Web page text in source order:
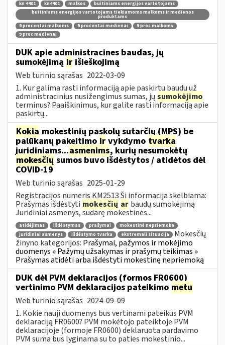
kn 4401 kn4401 malkos
buitiniams energijos vartotojams
buitiniams energijos vartotojams tiekiamoms malkoms ir medienos
produktams
9 procentai malkoms
9 procentai medienai
9 proc malkoms
9 proc medienai
DUK apie administracines baudas, jų
sumokėjimą ir išieškojimą
Web turinio sąrašas 2022-03-09
1. Kur galima rasti informaciją apie paskirtų baudų už
administracinius nusižengimus sumas, jų sumokėjimo
terminus? Paaiškinimus, kur galite rasti informaciją apie
paskirtų...
Kokia mokestinių paskolų sutarčių (MPS) be
palūkanų pakeitimo ir vykdymo tvarka
juridiniams...asmenims, kurių nesumokėtų
mokesčių sumos buvo išdėstytos / atidėtos dėl
COVID-19
Web turinio sąrašas 2025-01-29
Registracijos numeris KM2513 Ši informacija skelbiama:
Prašymas išdėstyti mokesčių ar baudų sumokėjimą
Juridiniai asmenys, sudarę mokestinės...
atidėjimas išdėstymas prašymai
mokestinė nepriemoka
juridiniai asmenys
išdėstymo tvarka ekstremali situacija
Mokesčių
žinyno kategorijos: Prašymai, pažymos ir mokėjimo
duomenys » Pažymų užsakymas ir prašymų teikimas »
Prašymas atidėti arba išdėstyti mokestinę nepriemoką
DUK dėl PVM deklaracijos (formos FR0600)
vertinimo PVM deklaracijos pateikimo metu
Web turinio sąrašas 2024-09-09
1. Kokie nauji duomenys bus vertinami pateikus PVM
deklaraciją FR0600? PVM mokėtojo pateiktoje PVM
deklaracijoje (formoje FR0600) deklaruota pardavimo
PVM suma bus lyginama su to paties mokestinio...